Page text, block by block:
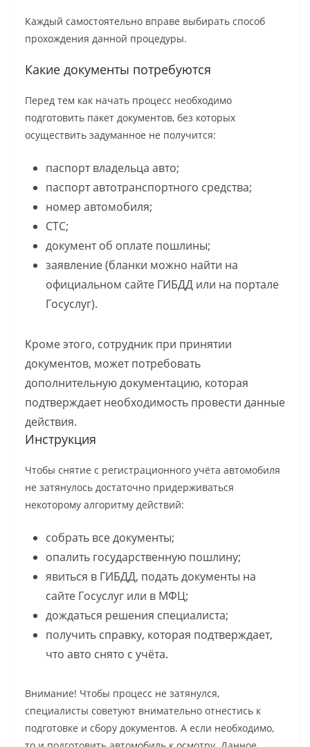
Каждый самостоятельно вправе выбирать способ
прохождения данной процедуры.
Какие документы потребуются
Перед тем как начать процесс необходимо
подготовить пакет документов, без которых
осуществить задуманное не получится:
паспорт владельца авто;
паспорт автотранспортного средства;
номер автомобиля;
СТС;
документ об оплате пошлины;
заявление (бланки можно найти на
официальном сайте ГИБДД или на портале
Госуслуг).
Кроме этого, сотрудник при принятии
документов, может потребовать
дополнительную документацию, которая
подтверждает необходимость провести данные
действия.
Инструкция
Чтобы снятие с регистрационного учёта автомобиля
не затянулось достаточно придерживаться
некоторому алгоритму действий:
собрать все документы;
опалить государственную пошлину;
явиться в ГИБДД, подать документы на
сайте Госуслуг или в МФЦ;
дождаться решения специалиста;
получить справку, которая подтверждает,
что авто снято с учёта.
Внимание! Чтобы процесс не затянулся,
специалисты советуют внимательно отнестись к
подготовке и сбору документов. А если необходимо,